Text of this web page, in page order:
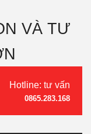
VÀ TƯ
Hotline: tư vấn
0865.283.168